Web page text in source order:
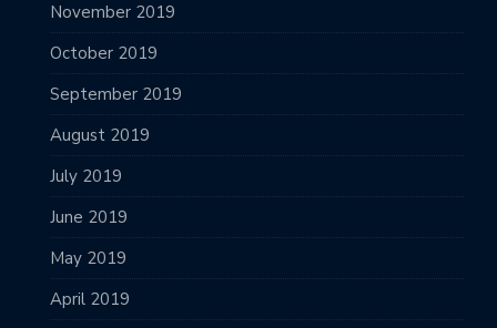
November 2019
October 2019
September 2019
August 2019
July 2019
June 2019
May 2019
April 2019